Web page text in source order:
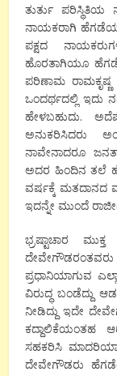
ತುರ್ತು ಪರಿಸ್ಥಿತಿಯ
ನಾಯಕರಾಗಿ
ಪಕ್ಷದ
ಹೊರತಾಗಿಯೂ
ಪರಿಣಾಮ
ಒಂದರ್ಥದಲ್ಲಿ ಇದು
ಹೇಳಬಹುದು.
ಅನುಕರಿಸಿದರು
ನಾವೇನಾದರೂ
ಅದರ ಹಿಂದಿನ ತಲೆ
ವರ್ಷಕ್ಕೆ ಮತದಾನದ
ಇದನ್ನೇ ಮುಂದೆ
ಭ್ರಷ್ಟಾಚಾರ
ಪ್ರಧಾನಿಯಾಗುವ
ವಿರುದ್ಧ ಬಂಡೆದ್ದು
ನೀಡಿದ್ದು ಇದೇ
ಕದ್ದಾಲಿಕೆಯಂತಹ
ಸಹಕರಿಸಿ
ದೇವೇಗೌಡರು